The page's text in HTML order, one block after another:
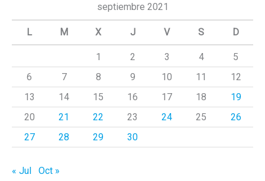
a
septiembre 2021
L M X J V S D
1 2 3 4
5
6
7 8 9 10 11
12
13
14 15 16 17 18
19
20
21 22 23 24 25
26
27
28 29 30
« Jul Oct »